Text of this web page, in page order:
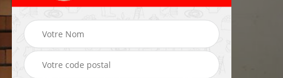
de
91
Débistrage de
cheminée 91
Ramonage de
cheminée 91